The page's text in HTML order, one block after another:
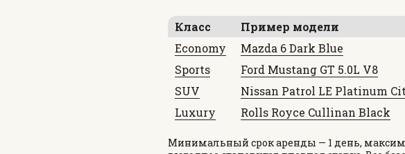
Класс Пример модели
Economy
Mazda 6 Dark Blue
Sports
Ford Mustang GT 5.0L V8
SUV
Nissan Patrol LE Platinum
Luxury
Rolls Royce Cullinan Black
Минимальный срок аренды — 1 день,